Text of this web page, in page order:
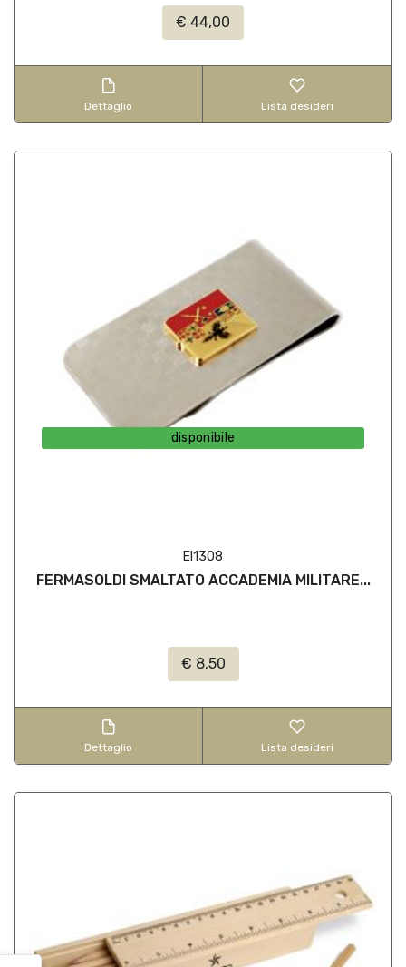
€ 44,00
Dettaglio Lista desideri
disponibile
EI1308
FERMASOLDI SMALTATO ACCADEMIA MILITARE...
€ 8,50
Dettaglio Lista desideri